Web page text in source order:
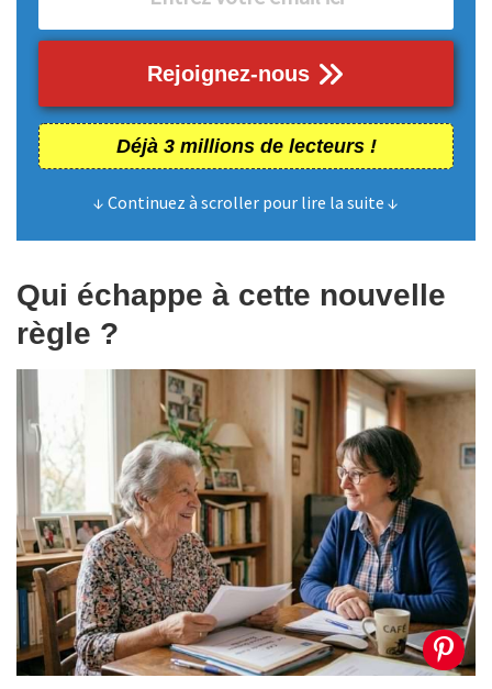
Rejoignez-nous
Déjà 3 millions de lecteurs !
↓ Continuez à scroller pour lire la suite ↓
Qui échappe à cette nouvelle
règle ?